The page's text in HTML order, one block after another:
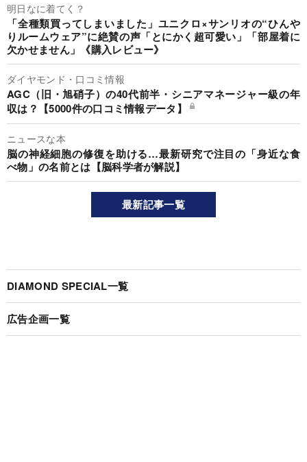
明日なに着てく？
「全種類買ってしまいました」ユニクロ×サンリオの“ひんや
りルームウェア”に絶賛の声「とにかく超可愛い」「部屋着に
欠かせません」《購入レビュー》
ダイヤモンド・口コミ情報
AGC（旧・旭硝子）の40代前半・シニアマネージャー級の年
収は？【5000件の口コミ情報データ】
ニュースな本
脳の神経細胞の修復を助ける…最新研究で注目の「身近な食
べ物」の名前とは【脳科学者が解説】
最新記事一覧
DIAMOND SPECIAL一覧
広告企画一覧